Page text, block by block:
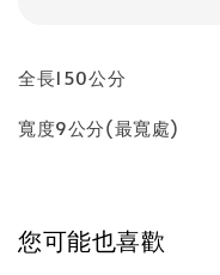
全長150公分
寬度9公分(最寬處)
您可能也喜歡